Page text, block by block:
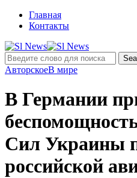
Главная
Контакты
АвторскоеВ мире
В Германии
Сил Украины
российской